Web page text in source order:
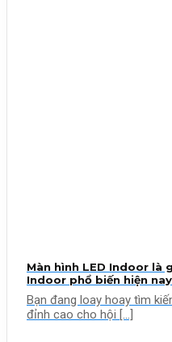
Màn hình LED Indoor là
Indoor phổ biến hiện nay
Bạn đang loay hoay tìm
đỉnh cao cho hội [...]